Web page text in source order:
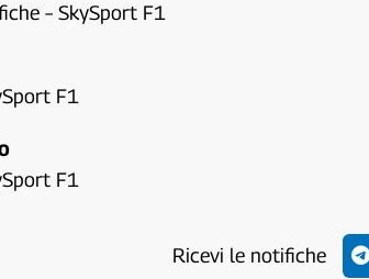
– SkySport F1
F1
F1
Ricevi le notifiche